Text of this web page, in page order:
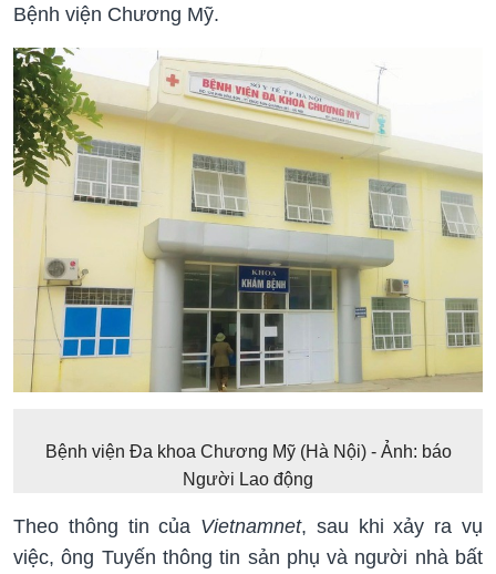
Bệnh viện Chương Mỹ.
Bệnh viện Đa khoa Chương Mỹ (Hà Nội) - Ảnh: báo
Người Lao động
Theo thông tin của Vietnamnet, sau khi xảy ra vụ
việc, ông Tuyến thông tin sản phụ và người nhà bất